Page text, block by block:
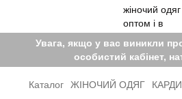
Увага, якщо у вас виникли
особистий кабінет,
Каталог ЖІНОЧИЙ ОДЯГ